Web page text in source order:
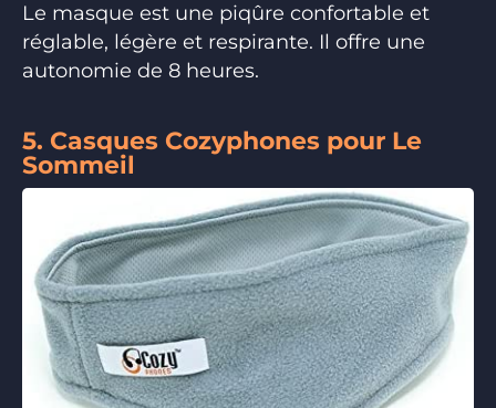
Le masque est une piqûre confortable et
réglable, légère et respirante. Il offre une
autonomie de 8 heures.
5. Casques Cozyphones pour Le
Sommeil